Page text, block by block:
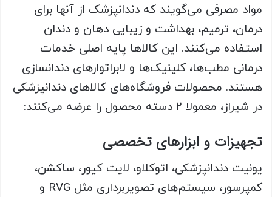
مواد مصرفی می‌گویند که دندانپزشک از آنها برای
درمان، ترمیم، بهداشت و زیبایی دهان و دندان
استفاده می‌کنند. این کالاها پایه‌ اصلی خدمات
درمانی مطب‌ها، کلینیک‌ها و لابراتوارهای دندانسازی
هستند. محصولات فروشگاه‌های کالاهای دندانپزشکی
در شیراز، معمولا 2 دسته محصول را عرضه می‌کنند:
تجهیزات و ابزارهای تخصصی
یونیت دندانپزشکی، اتوکلاو، لایت کیور، ساکشن،
کمپرسور، سیستم‌های تصویربرداری مثل RVG و